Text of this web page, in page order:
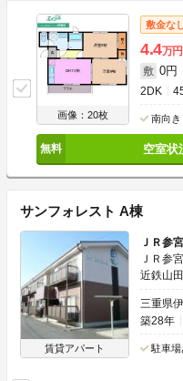
画像：20枚
敷金な
4.4万円
敷 0円
2DK
南向き
空室状
サンフォレスト A棟
賃貸アパート
ＪＲ参
ＪＲ参
近鉄山
三重県
築28年
駐車場